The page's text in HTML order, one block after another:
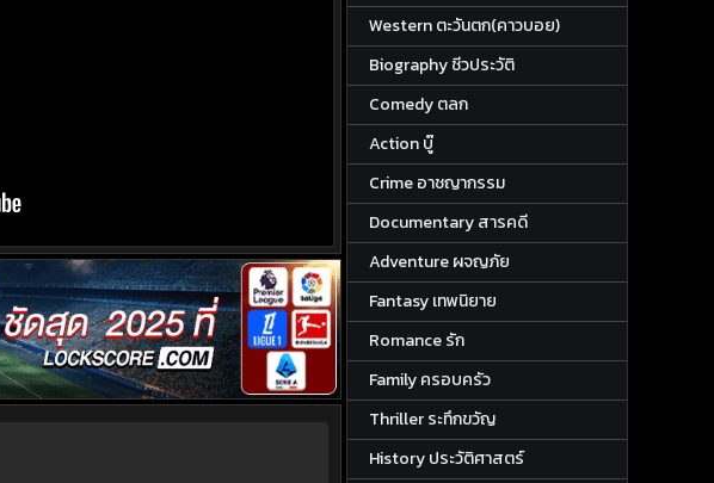
Western ตะวันตก(คาวบอย)
Biography ชีวประวัติ
Comedy ตลก
Action บู๊
Crime อาชญากรรม
Documentary สารคดี
Adventure ผจญภัย
Fantasy เทพนิยาย
Romance รัก
Family ครอบครัว
Thriller ระทึกขวัญ
History ประวัติศาสตร์